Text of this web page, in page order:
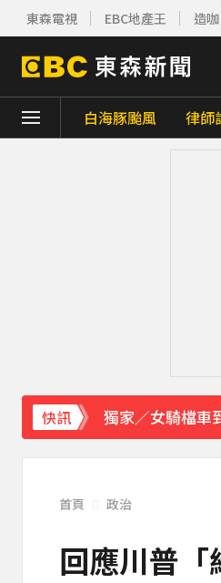
東森電視 EBC地產王 造咖
白海豚颱風 律師
快訊 獨家／女騎檔車
中颱白海豚暴風
《理財達人秀》
下載東森App，
首頁 政治
回應川普